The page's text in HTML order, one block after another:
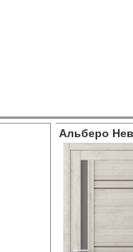
Альберо